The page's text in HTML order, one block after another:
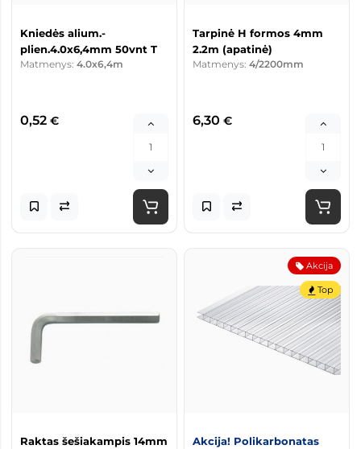
Kniedės alium.-
plien.4.0x6,4mm 50vnt T
Matmenys: 4.0x6,4m
0,52 €
Tarpinė H formos 4mm
2.2m (apatinė)
Matmenys: 4/2200mm
6,30 €
Raktas šešiakampis 14mm
Akcija
Top
Akcija! Polikarbonatas